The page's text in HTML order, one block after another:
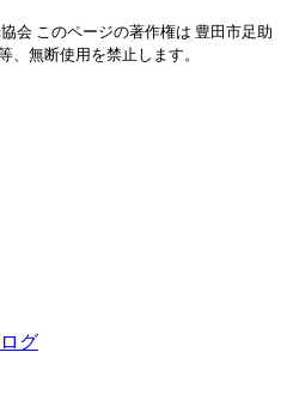
会 このページの著作権は 豊田市足助
、無断使用を禁止します。
グ